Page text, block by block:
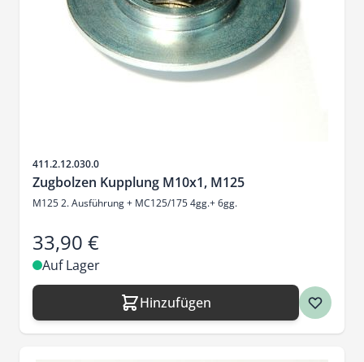
Artikelnr.
411.2.12.030.0
Zugbolzen Kupplung M10x1, M125
M125 2. Ausführung + MC125/175 4gg.+ 6gg.
33,90 €
Auf Lager
Hinzufügen